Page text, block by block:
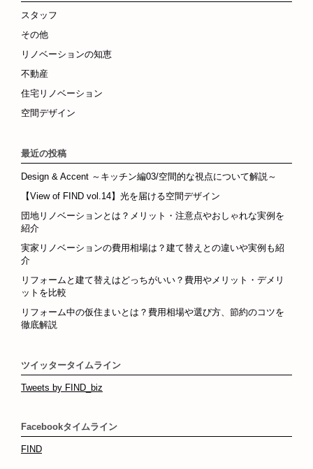
スタッフ
その他
リノベーションの知恵
不動産
住宅リノベーション
空間デザイン
最近の投稿
Design & Accent ～キッチン編03/空間的な視点について解説～
【View of FIND vol.14】光を届ける空間デザイン
団地リノベーションとは？メリット・注意点やおしゃれな実例を
紹介
実家リノベーションの費用相場は？建て替えとの違いや実例も紹
介
リフォームと建て替えはどっちがいい？費用やメリット・デメリ
ットを比較
リフォーム中の仮住まいとは？費用相場や選び方、節約のコツを
徹底解説
ツイッタータイムライン
Tweets by FIND_biz
Facebookタイムライン
FIND